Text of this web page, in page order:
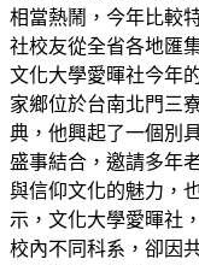
相當熱鬧，今年比較
社校友從全省各地匯
文化大學愛暉社今年
家鄉位於台南北門三
典，他興起了一個別
盛事結合，邀請多年
與信仰文化的魅力，
示，文化大學愛暉社
校內不同科系，卻因